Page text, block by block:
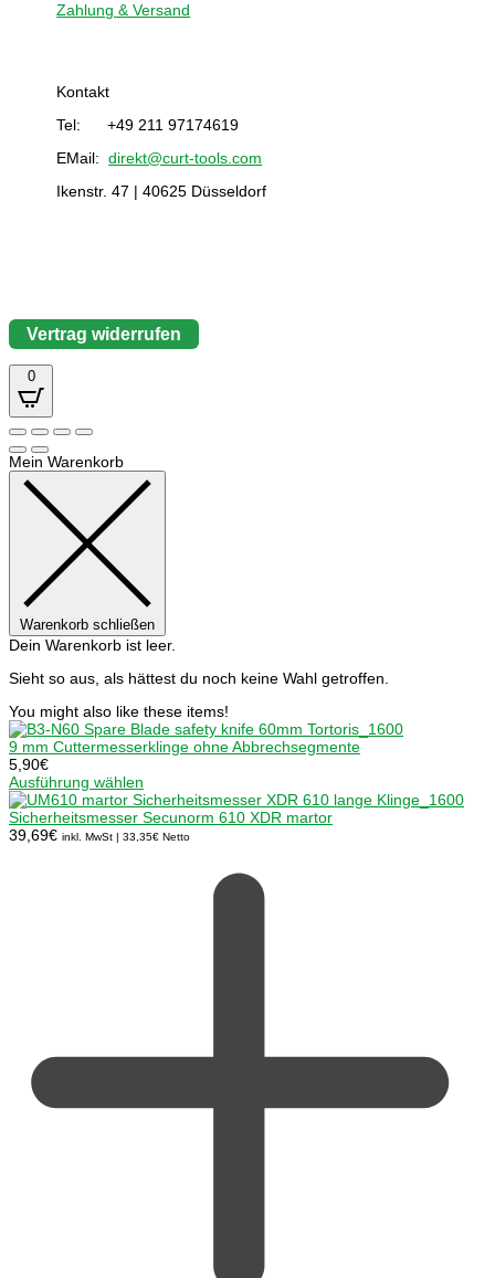
Zahlung & Versand
Kontakt
Tel: +49 211 97174619
EMail:direkt@curt-tools.com
Ikenstr. 47 | 40625 Düsseldorf
Vertrag widerrufen
0
Mein Warenkorb
Warenkorb schließen
Dein Warenkorb ist leer.
Sieht so aus, als hättest du noch keine Wahl getroffen.
You might also like these items!
9 mm Cuttermesserklinge ohne Abbrechsegmente
5,90€
Ausführung wählen
Sicherheitsmesser Secunorm 610 XDR martor
39,69€ inkl. MwSt | 33,35€ Netto